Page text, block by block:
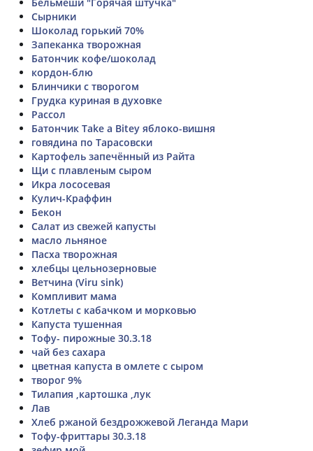
Сырники
Шоколад горький 70%
Запеканка творожная
Батончик кофе/шоколад
кордон-блю
Блинчики с творогом
Грудка куриная в духовке
Рассол
Батончик Take a Bitey яблоко-вишня
говядина по Тарасовски
Картофель запечённый из Райта
Щи с плавленым сыром
Икра лососевая
Кулич-Краффин
Бекон
Салат из свежей капусты
масло льняное
Пасха творожная
хлебцы цельнозерновые
Ветчина (Viru sink)
Компливит мама
Котлеты с кабачком и морковью
Капуста тушенная
Тофу- пирожные 30.3.18
чай без сахара
цветная капуста в омлете с сыром
творог 9%
Тилапия ,картошка ,лук
Лав
Хлеб ржаной бездрожжевой Леганда Мари
Тофу-фриттары 30.3.18